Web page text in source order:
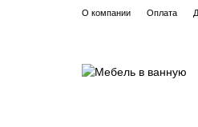
О компании Оплата